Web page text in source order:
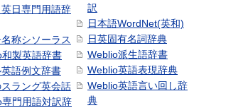
英日専門用語辞
称シソーラス
製英語辞書
英語例文辞書
ラング英会話
門用語対訳辞
訳
日本語WordNet(英和)
日英固有名詞辞典
Weblio派生語辞書
Weblio英語表現辞典
Weblio英語言い回し辞
典